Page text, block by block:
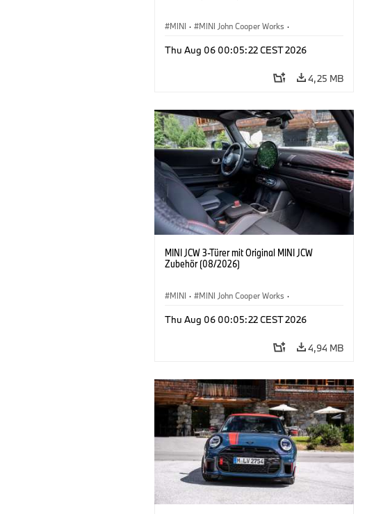
MINI · MINI John Cooper Works ·
Sonderausstattungen, Zubehör
Thu Aug 06 00:05:22 CEST 2026
4,25 MB
MINI JCW 3-Türer mit Original MINI JCW
Zubehör (08/2026)
MINI · MINI John Cooper Works ·
Sonderausstattungen, Zubehör
Thu Aug 06 00:05:22 CEST 2026
4,94 MB